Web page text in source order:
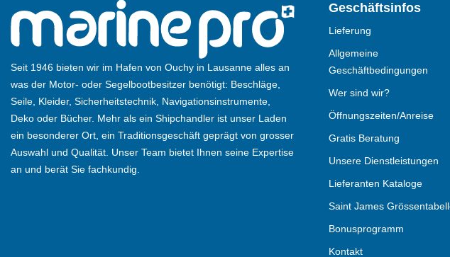
Seit 1946 bieten wir im Hafen von Ouchy in Lausanne alles an
was der Motor- oder Segelbootbesitzer benötigt: Beschläge,
Seile, Kleider, Sicherheitstechnik, Navigationsinstrumente,
Deko oder Bücher. Mehr als ein Shipchandler ist unser Laden
ein besonderer Ort, ein Traditionsgeschäft geprägt von grosser
Auswahl und Qualität. Unser Team bietet Ihnen seine Expertise
an und berät Sie fachkundig.
Geschäftsinfos
Lieferung
Allgemeine
Geschäftbedingungen
Wer sind wir?
Öffnungszeiten/Anreise
Gratis Beratung
Unsere Dienstleistungen
Lieferanten Kataloge
Saint James
Bonusprogramm
Kontakt